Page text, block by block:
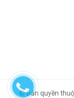
© Bản quyền